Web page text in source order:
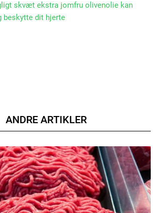
skvæt ekstra jomfru olivenolie kan
beskytte dit hjerte
ANDRE ARTIKLER